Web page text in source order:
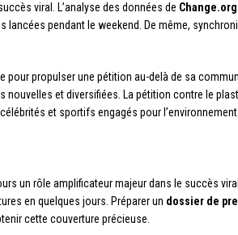
viral. L’analyse des données de Change.org
pendant le weekend. De même,
pour propulser une pétition au-delà de sa
nouvelles et diversifiées. La pétition contre le
et sportifs engagés pour l’environnement.
un rôle amplificateur majeur dans le succès
en quelques jours. Préparer un dossier de
cette couverture précieuse.